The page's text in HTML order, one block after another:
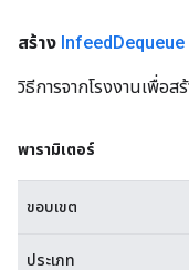
สร้าง InfeedDequeue
วิธีการจากโรงงานเพื่อ
พารามิเตอร์
ขอบเขต
ประเภท